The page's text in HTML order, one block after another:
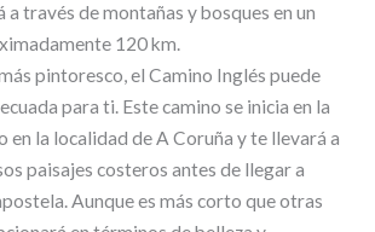
través de montañas y bosques en un
120 km.
pintoresco, el Camino Inglés puede
para ti. Este camino se inicia en la
en la localidad de A Coruña y te llevará a
paisajes costeros antes de llegar a
Aunque es más corto que otras